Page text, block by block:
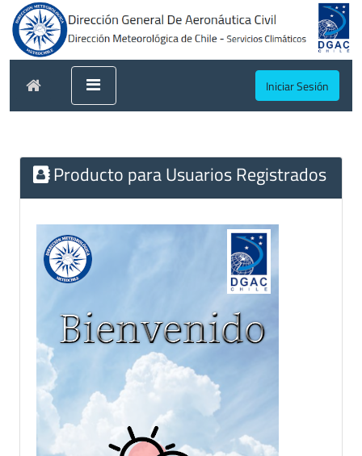
Iniciar Sesión
Producto para Usuarios Registrados